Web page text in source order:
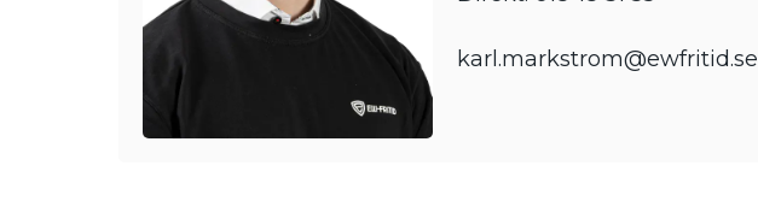
karl.markstrom@ewfritid.se